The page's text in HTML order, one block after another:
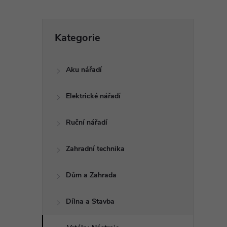
n
kategorie
Kategorie
Aku nářadí
Elektrické nářadí
Ruční nářadí
Zahradní technika
Dům a Zahrada
Dílna a Stavba